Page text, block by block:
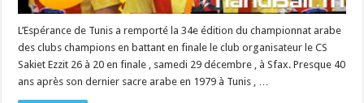
L’Espérance de Tunis a remporté la 34e édition du championnat arabe
des clubs champions en battant en finale le club organisateur le CS
Sakiet Ezzit 26 à 20 en finale , samedi 29 décembre , à Sfax. Presque 40
ans après son dernier sacre arabe en 1979 à Tunis , …